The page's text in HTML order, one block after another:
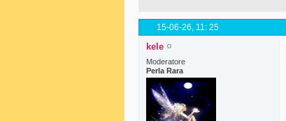
15-06-26, 11: 25
kele
Moderatore
Perla Rara